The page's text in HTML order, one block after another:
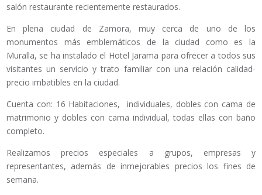
salón restaurante recientemente restaurados.
En plena ciudad de Zamora, muy cerca de uno de los
monumentos más emblemáticos de la ciudad como es la
Muralla, se ha instalado el Hotel Jarama para ofrecer a todos sus
visitantes un servicio y trato familiar con una relación calidad-
precio imbatibles en la ciudad.
Cuenta con: 16 Habitaciones, individuales, dobles con cama de
matrimonio y dobles con cama individual, todas ellas con baño
completo.
Realizamos precios especiales a grupos, empresas y
representantes, además de inmejorables precios los fines de
semana.